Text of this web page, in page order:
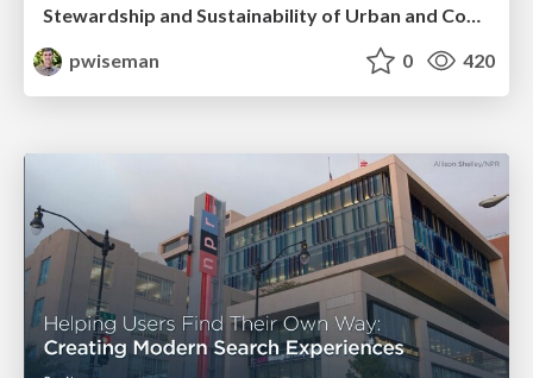
pwiseman
0 420